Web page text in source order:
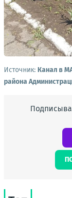
Источник: Канал в
района